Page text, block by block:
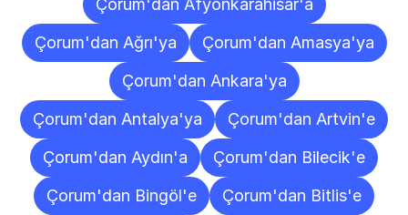
Çorum'dan Afyonkarahisar'a
Çorum'dan Ağrı'ya
Çorum'dan Amasya'ya
Çorum'dan Ankara'ya
Çorum'dan Antalya'ya
Çorum'dan Artvin'e
Çorum'dan Aydın'a
Çorum'dan Bilecik'e
Çorum'dan Bingöl'e
Çorum'dan Bitlis'e